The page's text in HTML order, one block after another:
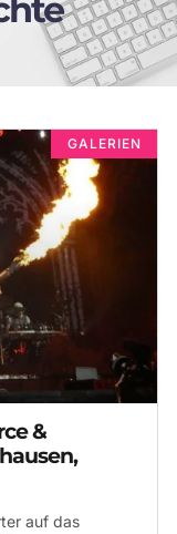
GALERIEN
&
auf das